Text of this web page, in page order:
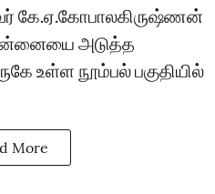
கே.ஏ.கோபாலகிருஷ்ணன்
அடுத்த
உள்ள நூம்பல் பகுதியில்
More